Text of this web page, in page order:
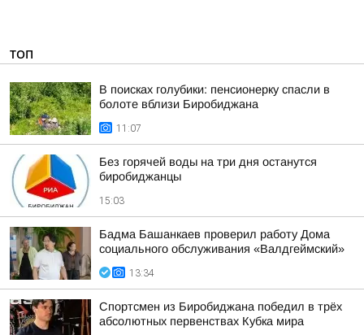
ТОП
В поисках голубики: пенсионерку спасли в
болоте вблизи Биробиджана
11:07
Без горячей воды на три дня останутся
биробиджанцы
15:03
Бадма Башанкаев проверил работу Дома
социального обслуживания «Валдгеймский»
13:34
Спортсмен из Биробиджана победил в трёх
абсолютных первенствах Кубка мира